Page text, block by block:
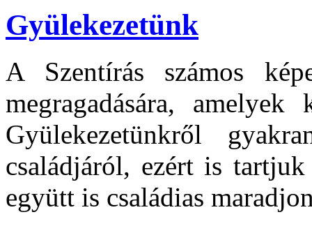
Gyülekezetünk
A Szentírás számos
megragadására,
Gyülekezetünkről
családjáról, ezért is
együtt is családias